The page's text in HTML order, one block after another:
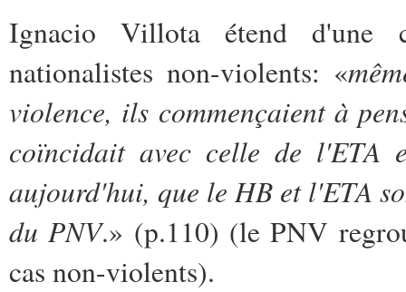
Ignacio Villota étend d'une
nationalistes non-violents: «
violence, ils commençaient à
coïncidait avec celle de l'ETA
aujourd'hui, que le HB et l'ETA
du PNV.» (p.110) (le PNV
cas non-violents).